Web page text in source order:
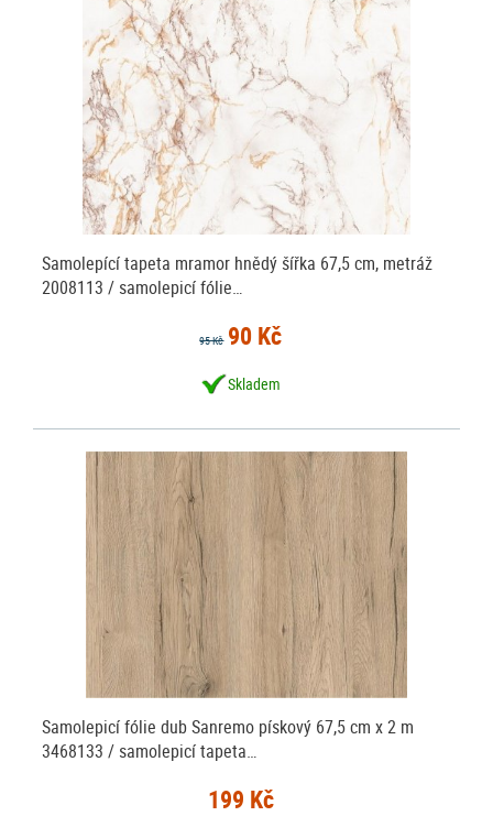
Samolepící tapeta mramor hnědý šířka 67,5 cm, metráž
2008113 / samolepicí fólie…
95 Kč 90 Kč
Skladem
Samolepicí fólie dub Sanremo pískový 67,5 cm x 2 m
3468133 / samolepicí tapeta…
199 Kč